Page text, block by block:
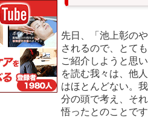
先日、「池上彰の
されるので、とて
ご紹介しようと思
を読む我々は、他
はほとんどない。
分の頭で考え、そ
悟ったとのことで